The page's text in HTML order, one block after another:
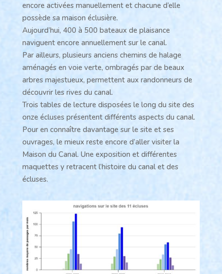
encore activées manuellement et chacune d’elle
possède sa maison éclusière.
Aujourd’hui, 400 à 500 bateaux de plaisance
naviguent encore annuellement sur le canal.
Par ailleurs, plusieurs anciens chemins de halage
aménagés en voie verte, ombragés par de beaux
arbres majestueux, permettent aux randonneurs de
découvrir les rives du canal.
Trois tables de lecture disposées le long du site des
onze écluses présentent différents aspects du canal.
Pour en connaître davantage sur le site et ses
ouvrages, le mieux reste encore d’aller visiter la
Maison du Canal. Une exposition et différentes
maquettes y retracent l’histoire du canal et des
écluses.